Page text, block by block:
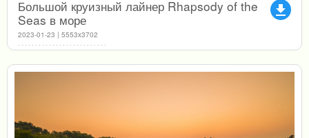
file_download
Большой круизный лайнер Rhapsody of the
Seas в море
2023-01-23 | 5553x3702